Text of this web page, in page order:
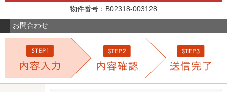
物件番号：B02318-003128
お問合わせ